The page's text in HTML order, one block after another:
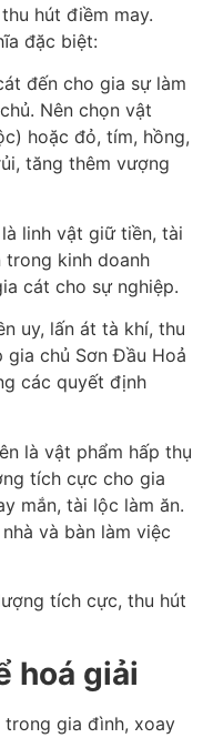
thu hút điềm may.
đặc biệt:
đến cho gia sự làm
Nên chọn vật
hoặc đỏ, tím, hồng,
tăng thêm vượng
linh vật giữ tiền, tài
trong kinh doanh
cát cho sự nghiệp.
uy, lấn át tà khí, thu
gia chủ Sơn Đầu Hoả
các quyết định
là vật phẩm hấp thụ
tích cực cho gia
mắn, tài lộc làm ăn.
và bàn làm việc
tích cực, thu hút
hoá giải
gia đình, xoay